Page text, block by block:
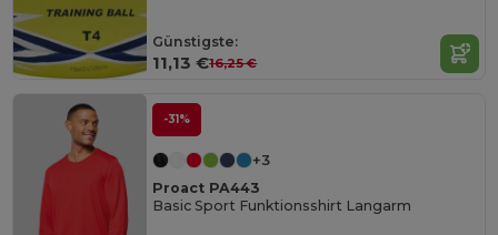
Günstigste:
11,13 €16,25 €
-31%
+3
Proact PA443
Basic Sport Funktionsshirt Langarm